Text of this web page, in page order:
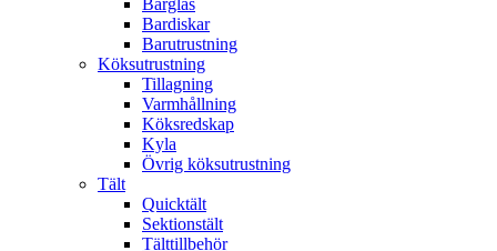
Bardiskar
Barutrustning
Köksutrustning
Tillagning
Varmhållning
Köksredskap
Kyla
Övrig köksutrustning
Tält
Quicktält
Sektionstält
Tälttillbehör